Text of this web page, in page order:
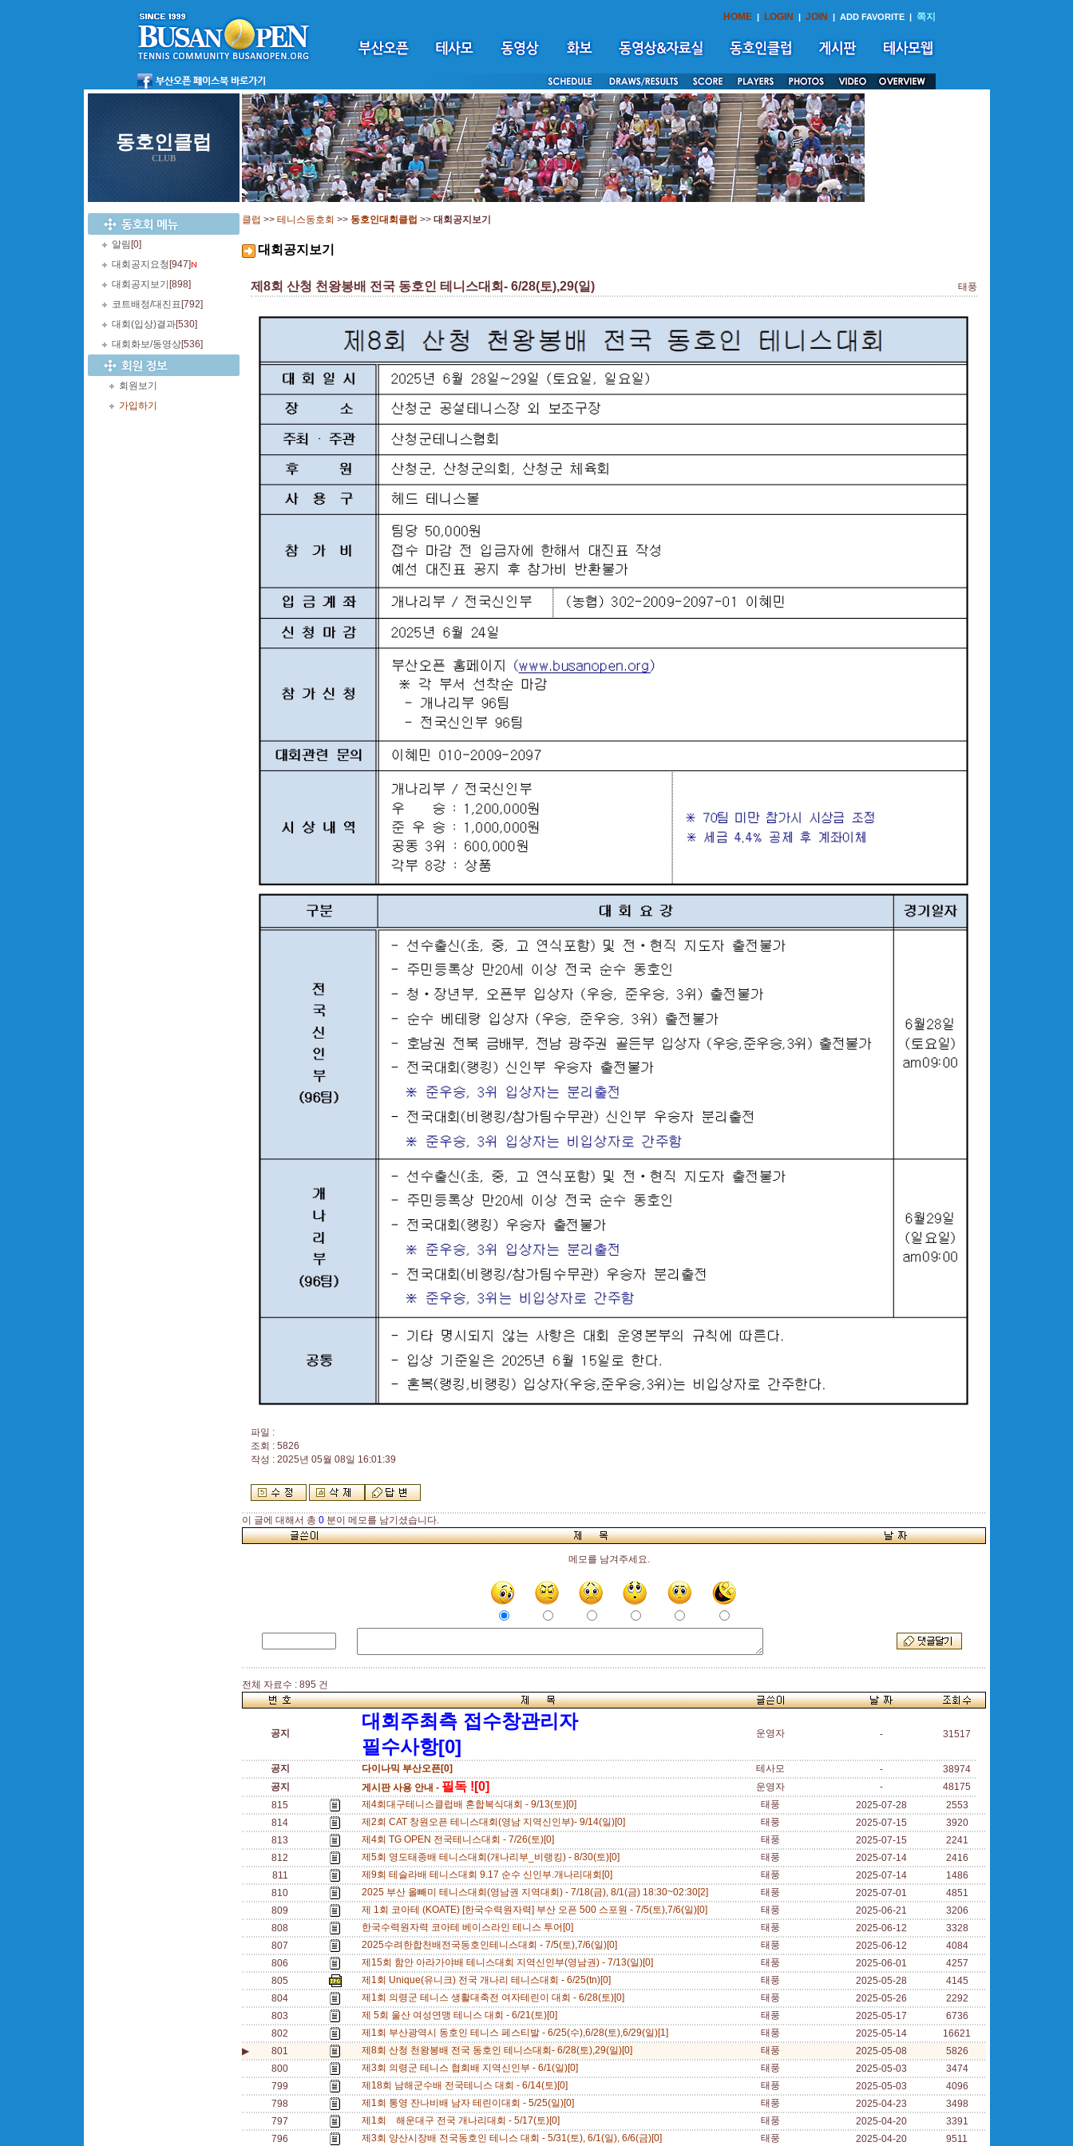
HOME | LOGIN | JOIN | ADD FAVORITE | 쪽지
동호인클럽
CLUB
알림 [0]
대회공지요청 [947]
대회공지보기 [898]
코트배정/대진표 [792]
대회(입상)결과[530]
대회화보/동영상[536]
회원보기
가입하기
클럽 >> 테니스동호회 >> 동호인대회클럽 >> 대회공지보기
대회공지보기
제8회 산청 천왕봉배 전국 동호인 테니스대회- 6/28(토),29(일) 태풍
파일 :
조회 : 5826
작성 : 2025년 05월 08일 16:01:39
이 글에 대해서 총 0분이 메모를 남기셨습니다.
메모를 남겨주세요.
전체 자료수 : 895 건
공지
대회주최측 접수창관리자
필수사항[0]
운영자 - 31517
공지 다이나믹 부산오픈[0] 테사모 -
38974
공지
게시판 사용 안내 - 필독 ![0] 운영자 -
48175
815
제4회대구테니스클럽배 혼합복식대회 - 9/13(토)[0] 태풍 2025-07-28
2553
814
제2회 CAT 창원오픈 테니스대회(영남 지역신인부)- 9/14(일)[0] 태풍 2025-07-15
3920
813
제4회 TG OPEN 전국테니스대회 - 7/26(토)[0] 태풍 2025-07-15
2241
812
제5회 영도태종배 테니스대회(개나리부_비랭킹) - 8/30(토)[0] 태풍 2025-07-14
2416
811
제9회 테슬라배 테니스대회 9.17 순수 신인부.개나리대회[0] 태풍 2025-07-14
1486
810
2025 부산 올빼미 테니스대회(영남권 지역대회) - 7/18(금), 8/1(금) 18:30~02:30[2] 태풍 2025-07-01
4851
809
제 1회 코아테 (KOATE) [한국수력원자력] 부산 오픈 500 스포원 - 7/5(토),7/6(일)[0] 태풍 2025-06-21
3206
808
한국수력원자력 코아테 베이스라인 테니스 투어[0] 태풍 2025-06-12
3328
807
2025수려한합천배전국동호인테니스대회 - 7/5(토),7/6(일)[0] 태풍 2025-06-12
4084
806
제15회 함안 아라가야배 테니스대회 지역신인부(영남권) - 7/13(일)[0] 태풍 2025-06-01
4257
805
제1회 Unique(유니크) 전국 개나리 테니스대회 - 6/25(tn)[0] 태풍 2025-05-28
4145
804
제1회 의령군 테니스 생활대축전 여자테린이 대회 - 6/28(토)[0] 태풍 2025-05-26
2292
803
제 5회 울산 여성연맹 테니스 대회 - 6/21(토)[0] 태풍 2025-05-17
6736
802
제1회 부산광역시 동호인 테니스 페스티발 - 6/25(수),6/28(토),6/29(일)[1] 태풍 2025-05-14
16621
▶
801 제8회 산청 천왕봉배 전국 동호인 테니스대회- 6/28(토),29(일)[0] 태풍 2025-05-08
5826
800
제3회 의령군 테니스 협회배 지역신인부 - 6/1(일)[0] 태풍 2025-05-03
3474
799
제18회 남해군수배 전국테니스 대회 - 6/14(토)[0] 태풍 2025-05-03
4096
798
제1회 통영 잔나비배 남자 테린이대회 - 5/25(일)[0] 태풍 2025-04-23
3498
797
제1회 해운대구 전국 개나리대회 - 5/17(토)[0] 태풍 2025-04-20
3391
796
제3회 양산시장배 전국동호인 테니스 대회 - 5/31(토), 6/1(일), 6/6(금)[0] 태풍 2025-04-20 9511